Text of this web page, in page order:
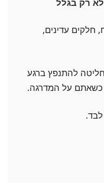
חלקים עדינים,
להתנפץ ברגע
כשאתם על המדרגה.